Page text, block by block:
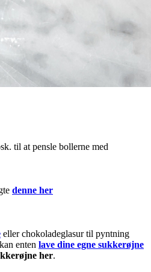
til at pensle bollerne med
denne her
eller chokoladeglasur til pyntning
enten lave dine egne sukkerøjne
her.